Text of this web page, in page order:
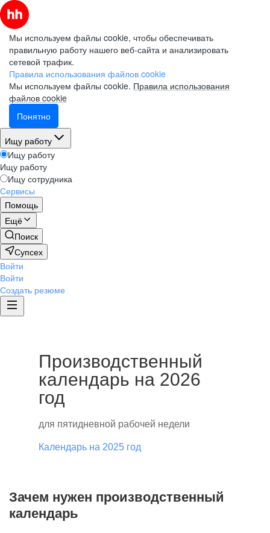
Мы используем файлы cookie, чтобы обеспечивать
правильную работу нашего веб-сайта и анализировать
сетевой трафик.
Правила использования файлов cookie
Мы используем файлы cookie. Правила использования
файлов cookie
Понятно
Ищу работу
Ищу работу
Ищу работу
Ищу сотрудника
Сервисы
Помощь
Ещё
Поиск
Супсех
Войти
Войти
Создать резюме
Производственный
календарь на 2026
год
для пятидневной рабочей недели
Календарь на 2025 год
Зачем нужен производственный
календарь